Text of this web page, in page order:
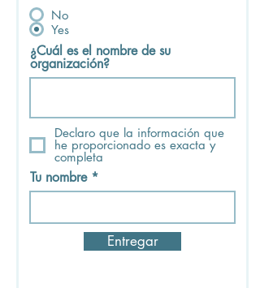
No
Yes
¿Cuál es el nombre de su
organización?
Declaro que la información que
he proporcionado es exacta y
completa
Tu nombre
Entregar